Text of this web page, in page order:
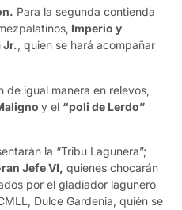
Para la segunda contienda
Imperio y
Jr., quien se hará acompañar
de igual manera en relevos,
y el “poli de Lerdo”
la “Tribu Lagunera”;
Jefe VI, quienes chocarán
por el gladiador lagunero
Dulce Gardenia, quién se